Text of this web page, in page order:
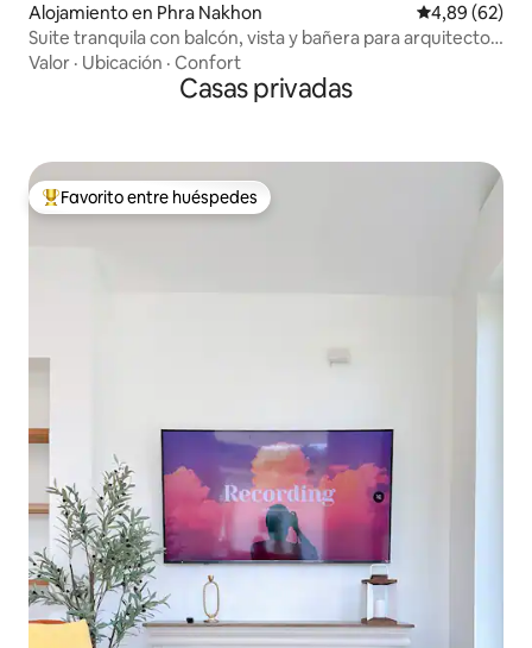
Alojamiento en Phra Nakhon Calificación
4,89 (62)
Suite tranquila con balcón, vista y bañera para arquitectos
• Yaowarat
Valor · Ubicación · Confort
Casas privadas
Favorito entre los huéspedes más destacados
Favorito entre huéspedes